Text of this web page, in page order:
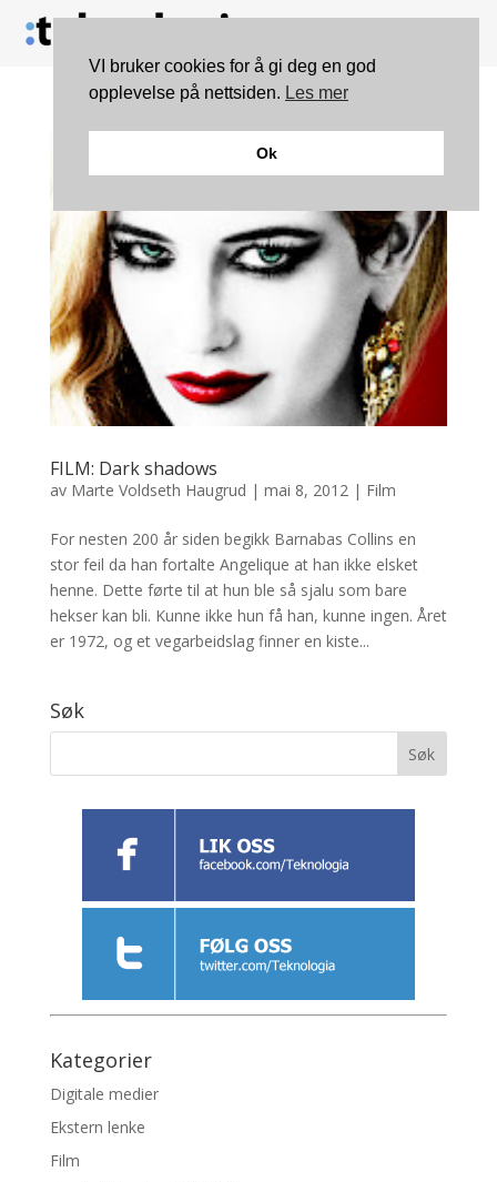
FILM: Dark shadows
av Marte Voldseth Haugrud | mai 8, 2012| Film
For nesten 200 år siden begikk Barnabas Collins en
stor feil da han fortalte Angelique at han ikke elsket
henne. Dette førte til at hun ble så sjalu som bare
hekser kan bli. Kunne ikke hun få han, kunne ingen. Året
er 1972, og et vegarbeidslag finner en kiste...
Søk
Kategorier
Digitale medier
Ekstern lenke
Film
VI bruker cookies for å gi deg en god
opplevelse på nettsiden. Les mer
Ok